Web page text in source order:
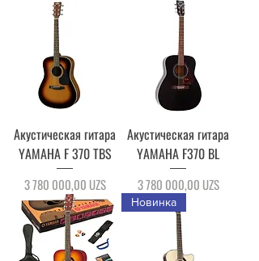
Акустическая гитара
YAMAHA F 370 TBS
Цена
3 780 000,00 UZS
Акустическая гитара
YAMAHA F370 BL
Цена
3 780 000,00 UZS
Новинка